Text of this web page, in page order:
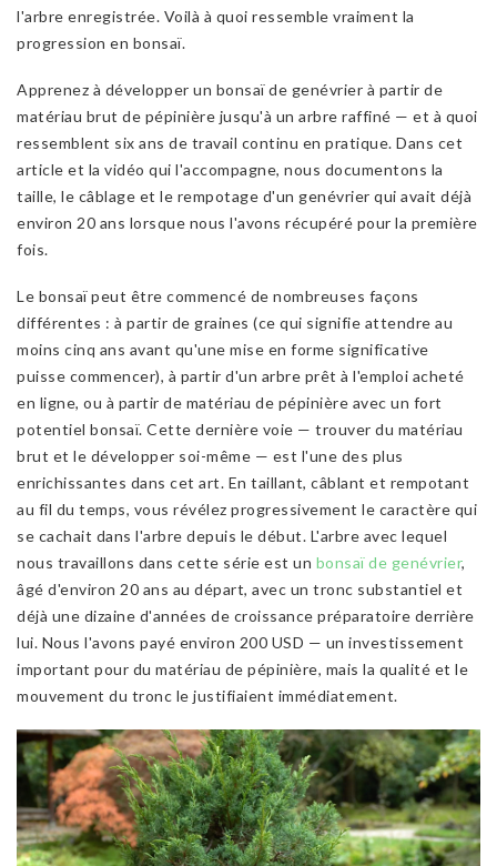
l'arbre enregistrée. Voilà à quoi ressemble vraiment la
progression en bonsaï.
Apprenez à développer un bonsaï de genévrier à partir de
matériau brut de pépinière jusqu'à un arbre raffiné — et à quoi
ressemblent six ans de travail continu en pratique. Dans cet
article et la vidéo qui l'accompagne, nous documentons la
taille, le câblage et le rempotage d'un genévrier qui avait déjà
environ 20 ans lorsque nous l'avons récupéré pour la première
fois.
Le bonsaï peut être commencé de nombreuses façons
différentes : à partir de graines (ce qui signifie attendre au
moins cinq ans avant qu'une mise en forme significative
puisse commencer), à partir d'un arbre prêt à l'emploi acheté
en ligne, ou à partir de matériau de pépinière avec un fort
potentiel bonsaï. Cette dernière voie — trouver du matériau
brut et le développer soi-même — est l'une des plus
enrichissantes dans cet art. En taillant, câblant et rempotant
au fil du temps, vous révélez progressivement le caractère qui
se cachait dans l'arbre depuis le début. L'arbre avec lequel
nous travaillons dans cette série est un bonsaï de genévrier,
âgé d'environ 20 ans au départ, avec un tronc substantiel et
déjà une dizaine d'années de croissance préparatoire derrière
lui. Nous l'avons payé environ 200 USD — un investissement
important pour du matériau de pépinière, mais la qualité et le
mouvement du tronc le justifiaient immédiatement.